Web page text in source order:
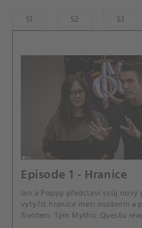
S1 S2 S3
Episode 1 - Hranice
Ian a Poppy představí svůj nový
vytyčit hranice mezi osobním a
životem. Tým Mythic Questu